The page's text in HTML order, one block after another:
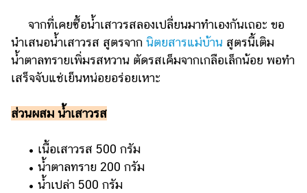
จากที่เคยซื้อน้ำเสาวรสลองเปลี่ยนมาทำเองกันเถอะ ขอ
นำเสนอน้ำเสาวรส สูตรจาก นิตยสารแม่บ้าน สูตรนี้เติม
น้ำตาลทรายเพิ่มรสหวาน ตัดรสเค็มจากเกลือเล็กน้อย พอทำ
เสร็จจับแช่เย็นหน่อยอร่อยเหาะ
ส่วนผสม น้ำเสาวรส
• เนื้อเสาวรส 500 กรัม
• น้ำตาลทราย 200 กรัม
• น้ำเปล่า 500 กรัม